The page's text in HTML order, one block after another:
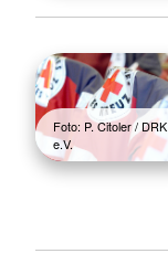
Foto: P. Citoler / DRK
e.V.